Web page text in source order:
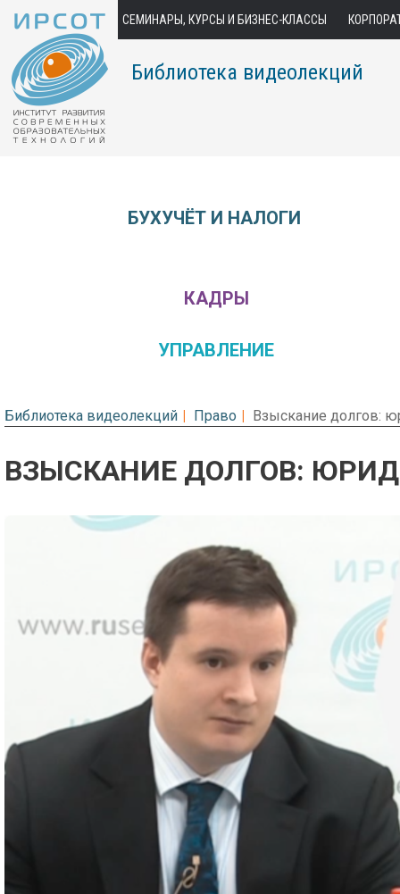
СЕМИНАРЫ, КУРСЫ И БИЗНЕС-КЛАССЫ
Библиотека видеолекций
БУХУЧЁТ И НАЛОГИ
КАДРЫ
УПРАВЛЕНИЕ
Библиотека видеолекций Право Взыскание долгов:
ВЗЫСКАНИЕ ДОЛГОВ:
Предварительный просмотр.